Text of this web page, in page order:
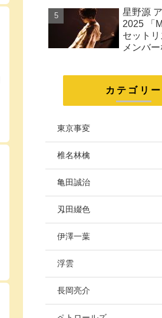
に何も望
に。
星野源
2025 「
セット
メンバ
カテゴリー
東京事変
椎名林檎
亀田誠治
刄田綴色
伊澤一葉
浮雲
長岡亮介